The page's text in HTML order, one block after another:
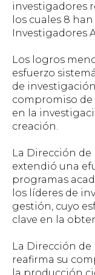
investigadores
los cuales 8
Investigadores
Los logros
esfuerzo
de
compromiso
en la
creación.
La Dirección
extendió una
programas
los líderes de
gestión, cuyo
clave en la
La Dirección
reafirma su